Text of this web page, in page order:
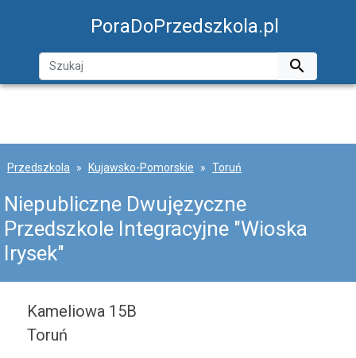
PoraDoPrzedszkola.pl

Przedszkola Kujawsko-Pomorskie Toruń
Niepubliczne Dwujęzyczne
Przedszkole Integracyjne "Wioska
Irysek"
Kameliowa 15B
Toruń